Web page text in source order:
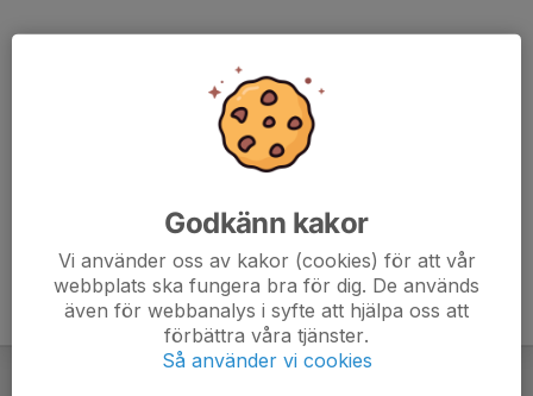
Godkänn kakor
Vi använder oss av kakor (cookies) för att vår
webbplats ska fungera bra för dig. De används
även för webbanalys i syfte att hjälpa oss att
förbättra våra tjänster.
Så använder vi cookies